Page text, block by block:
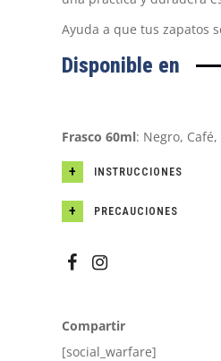
Ayuda a que tus zapatos
Disponible en
Frasco 60ml: Negro,
INSTRUCCIONES
PRECAUCIONES
Compartir
[social_warfare]